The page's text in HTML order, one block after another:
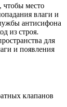
чтобы место
влаги и
антисифона
из строя.
для
и появления
клапанов